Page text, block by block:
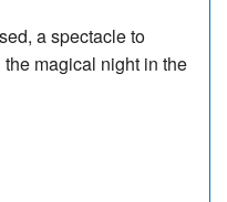
a spectacle to
magical night in the